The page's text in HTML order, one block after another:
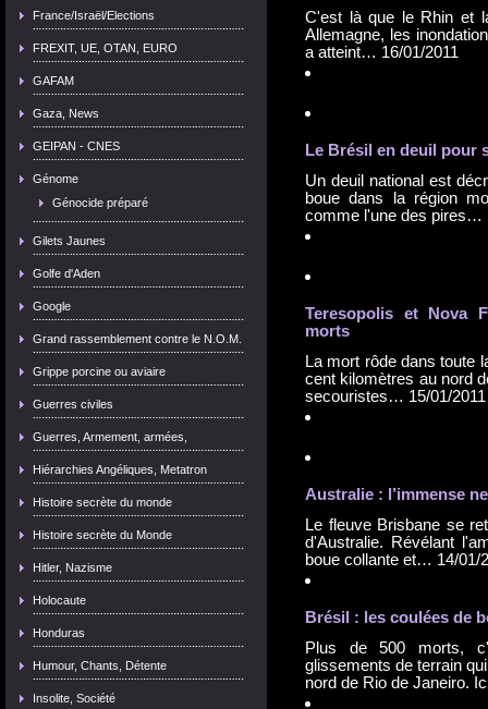
France/Israël/Elections
FREXIT, UE, OTAN, EURO
GAFAM
Gaza, News
GEIPAN - CNES
Génome
Génocide préparé
Gilets Jaunes
Golfe d'Aden
Google
Grand rassemblement contre le N.O.M.
Grippe porcine ou aviaire
Guerres civiles
Guerres, Armement, armées,
Hiérarchies Angéliques, Metatron
Histoire secrète du monde
Histoire secrète du Monde
Hitler, Nazisme
Holocaute
Honduras
Humour, Chants, Détente
Insolite, Société
C'est là que le Rhin et
Allemagne, les
a atteint… 16/01/2011
Le Brésil en deuil pour
Un deuil national est
boue dans la région
comme l'une des pires…
Teresopolis et Nova
morts
La mort rôde dans toute
cent kilomètres au nord
secouristes… 15/01/2011
Australie : l’immense
Le fleuve Brisbane se
d'Australie. Révélant
boue collante et… 14/01/
Brésil : les coulées de
Plus de 500 morts,
glissements de terrain
nord de Rio de Janeiro.